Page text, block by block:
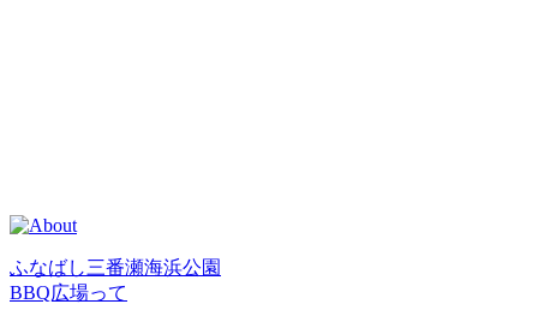
ふなばし三番瀬海浜公園
BBQ広場って